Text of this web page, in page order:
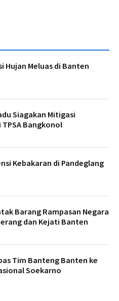
Hujan Meluas di Banten
Siagakan Mitigasi
Bangkonol
Kebakaran di Pandeglang
Barang Rampasan Negara
dan Kejati Banten
Tim Banteng Banten ke
Soekarno